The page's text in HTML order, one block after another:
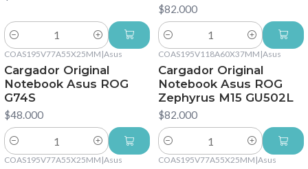
Cantidad
$82.000
Cantidad
COAS195V77A55X25MM |Asus
Cargador Original
Notebook Asus ROG
G74S
$48.000
Cantidad
COAS195V118A60X37MM |Asus
Cargador Original
Notebook Asus ROG
Zephyrus M15 GU502L
$82.000
Cantidad
COAS195V77A55X25MM |Asus COAS195V77A55X25MM |Asus